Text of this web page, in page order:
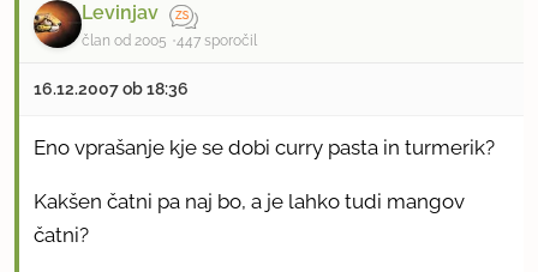
Levinjav
član od 2005 447 sporočil
16.12.2007 ob 18:36
Eno vprašanje kje se dobi curry pasta in turmerik?
Kakšen čatni pa naj bo, a je lahko tudi mangov
čatni?